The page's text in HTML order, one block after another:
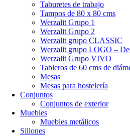
Taburetes de trabajo
Tampos de 80 x 80 cms
Werzalit Grupo 1
Werzalit Grupo 2
Werzalit grupo CLASSIC
Werzalit grupo LOGO –
Werzalit Grupo VIVO
Tableros de 60 cms de
Mesas
Mesas para hostelería
Conjuntos
Conjuntos de exterior
Muebles
Muebles metálicos
Sillones